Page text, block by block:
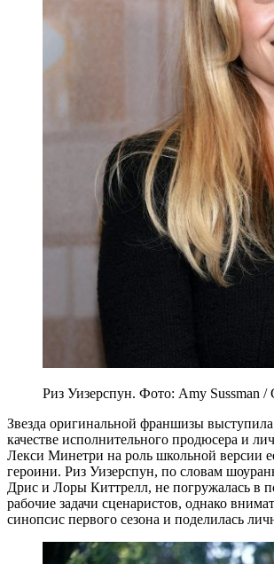
Риз Уизерспун. Фото: Amy Sussman /
Звезда оригинальной франшизы выступила
качестве исполнительного продюсера и
Лекси Минетри на роль школьной версии
героини. Риз Уизерспун, по словам
Дрис и Лоры Киттрелл, не погружалась в
рабочие задачи сценаристов, однако
синопсис первого сезона и поделилась